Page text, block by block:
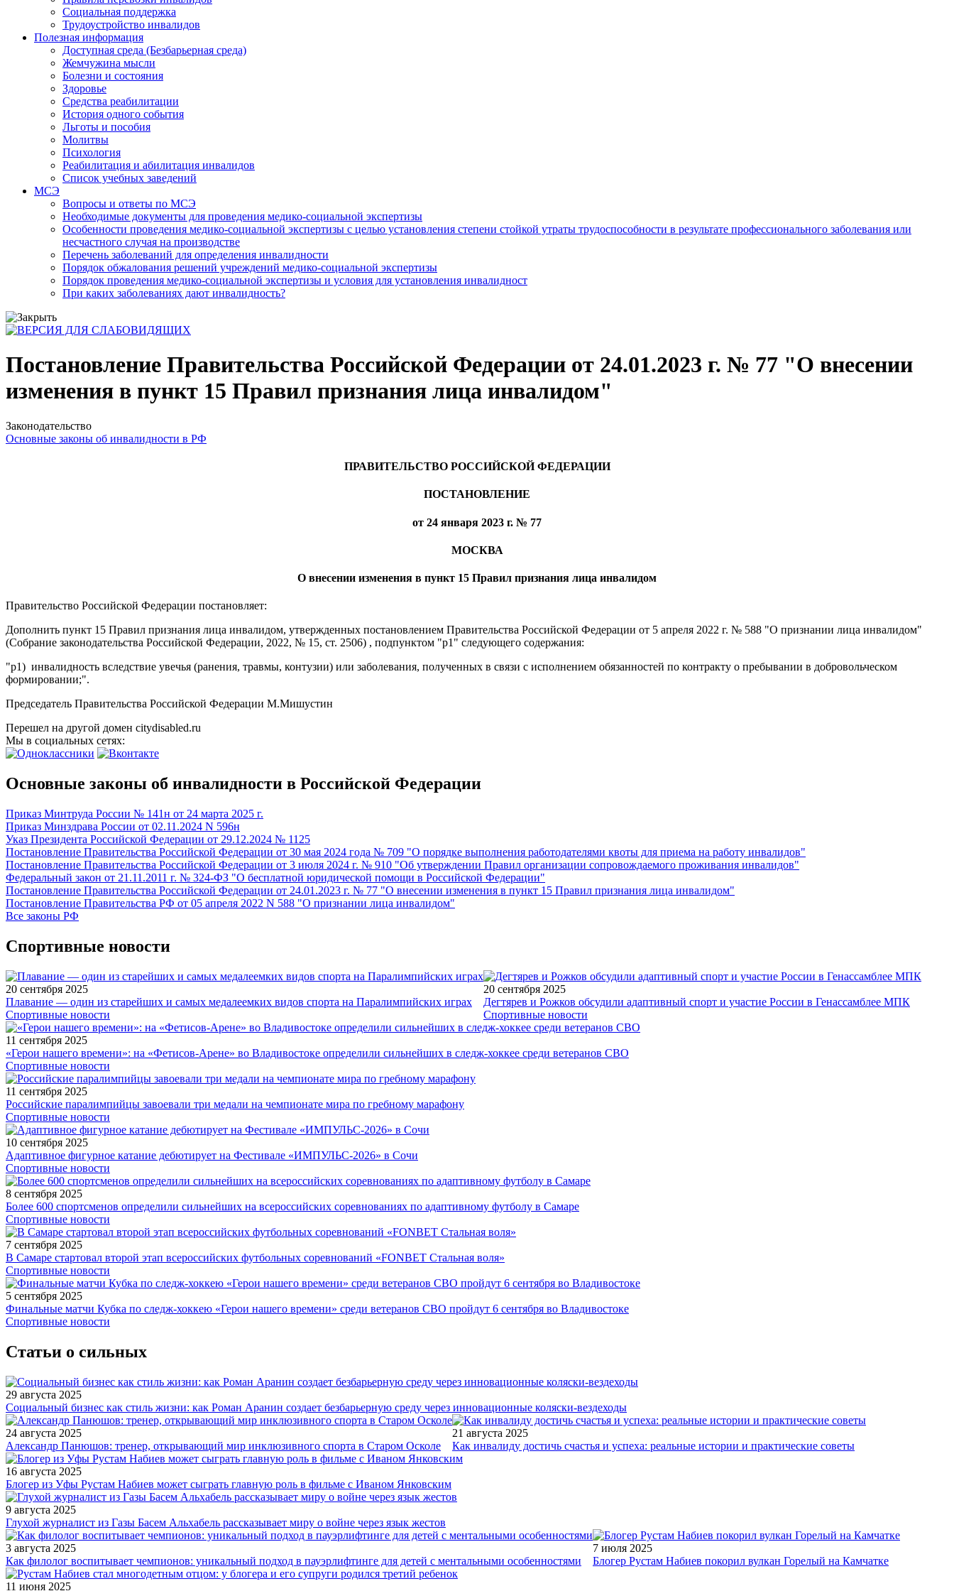
Социальная поддержка
Трудоустройство инвалидов
Полезная информация
Доступная среда (Безбарьерная среда)
Жемчужина мысли
Болезни и состояния
Здоровье
Средства реабилитации
История одного события
Льготы и пособия
Молитвы
Психология
Реабилитация и абилитация инвалидов
Список учебных заведений
МСЭ
Вопросы и ответы по МСЭ
Необходимые документы для проведения медико-социальной экспертизы
Особенности проведения медико-социальной экспертизы с целью установления степени стойкой утраты трудоспособности в результате профессионального заболевания или
несчастного случая на производстве
Перечень заболеваний для определения инвалидности
Порядок обжалования решений учреждений медико-социальной экспертизы
Порядок проведения медико-социальной экспертизы и условия для установления инвалидност
При каких заболеваниях дают инвалидность?
Постановление Правительства Российской Федерации от 24.01.2023 г. № 77 "О внесении
изменения в пункт 15 Правил признания лица инвалидом"
Законодательство
Основные законы об инвалидности в РФ
ПРАВИТЕЛЬСТВО РОССИЙСКОЙ ФЕДЕРАЦИИ
ПОСТАНОВЛЕНИЕ
от 24 января 2023 г. № 77
МОСКВА
О внесении изменения в пункт 15 Правил признания лица инвалидом
Правительство Российской Федерации постановляет:
Дополнить пункт 15 Правил признания лица инвалидом, утвержденных постановлением Правительства Российской Федерации от 5 апреля 2022 г. № 588 "О признании лица инвалидом"
(Собрание законодательства Российской Федерации, 2022, № 15, ст. 2506) , подпунктом "р1" следующего содержания:
"р1) инвалидность вследствие увечья (ранения, травмы, контузии) или заболевания, полученных в связи с исполнением обязанностей по контракту о пребывании в добровольческом
формировании;".
Председатель Правительства Российской Федерации М.Мишустин
Перешел на другой домен citydisabled.ru
Мы в социальных сетях:
Основные законы об инвалидности в Российской Федерации
Приказ Минтруда России № 141н от 24 марта 2025 г.
Приказ Минздрава России от 02.11.2024 N 596н
Указ Президента Российской Федерации от 29.12.2024 № 1125
Постановление Правительства Российской Федерации от 30 мая 2024 года № 709 "О порядке выполнения работодателями квоты для приема на работу инвалидов"
Постановление Правительства Российской Федерации от 3 июля 2024 г. № 910 "Об утверждении Правил организации сопровождаемого проживания инвалидов"
Федеральный закон от 21.11.2011 г. № 324-ФЗ "О бесплатной юридической помощи в Российской Федерации"
Постановление Правительства Российской Федерации от 24.01.2023 г. № 77 "О внесении изменения в пункт 15 Правил признания лица инвалидом"
Постановление Правительства РФ от 05 апреля 2022 N 588 "О признании лица инвалидом"
Все законы РФ
Спортивные новости
20 сентября 2025
Плавание — один из старейших и самых медалеемких видов спорта на Паралимпийских играх
Спортивные новости
20 сентября 2025
Дегтярев и Рожков обсудили адаптивный спорт и участие России в Генассамблее МПК
Спортивные новости
11 сентября 2025
«Герои нашего времени»: на «Фетисов-Арене» во Владивостоке определили сильнейших в следж-хоккее среди ветеранов СВО
Спортивные новости
11 сентября 2025
Российские паралимпийцы завоевали три медали на чемпионате мира по гребному марафону
Спортивные новости
10 сентября 2025
Адаптивное фигурное катание дебютирует на Фестивале «ИМПУЛЬС-2026» в Сочи
Спортивные новости
8 сентября 2025
Более 600 спортсменов определили сильнейших на всероссийских соревнованиях по адаптивному футболу в Самаре
Спортивные новости
7 сентября 2025
В Самаре стартовал второй этап всероссийских футбольных соревнований «FONBET Стальная воля»
Спортивные новости
5 сентября 2025
Финальные матчи Кубка по следж-хоккею «Герои нашего времени» среди ветеранов СВО пройдут 6 сентября во Владивостоке
Спортивные новости
Статьи о сильных
29 августа 2025
Социальный бизнес как стиль жизни: как Роман Аранин создает безбарьерную среду через инновационные коляски-вездеходы
24 августа 2025
Александр Панюшов: тренер, открывающий мир инклюзивного спорта в Старом Осколе
21 августа 2025
Как инвалиду достичь счастья и успеха: реальные истории и практические советы
16 августа 2025
Блогер из Уфы Рустам Набиев может сыграть главную роль в фильме с Иваном Янковским
9 августа 2025
Глухой журналист из Газы Басем Альхабель рассказывает миру о войне через язык жестов
3 августа 2025
Как филолог воспитывает чемпионов: уникальный подход в пауэрлифтинге для детей с ментальными особенностями
7 июля 2025
Блогер Рустам Набиев покорил вулкан Горелый на Камчатке
11 июня 2025